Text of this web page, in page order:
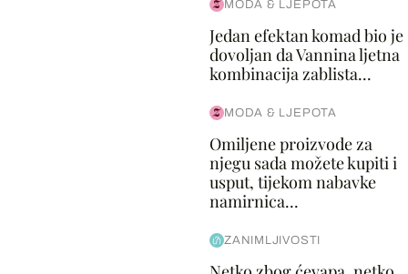
MODA & LJEPOTA
Jedan efektan komad bio je
dovoljan da Vannina ljetna
kombinacija zablista...
MODA & LJEPOTA
Omiljene proizvode za
njegu sada možete kupiti i
usput, tijekom nabavke
namirnica...
ZANIMLJIVOSTI